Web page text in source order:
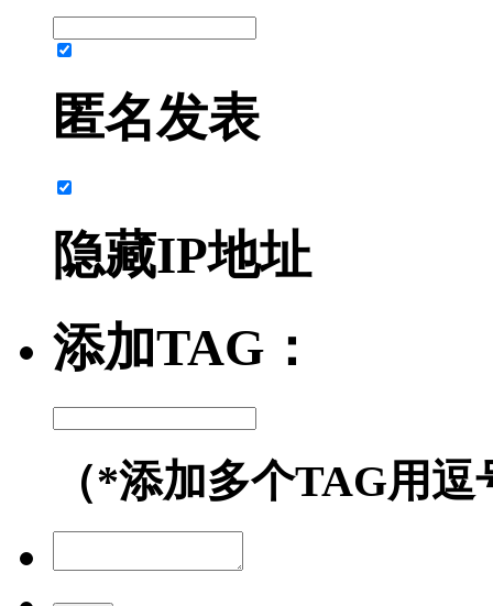
匿名发表
隐藏IP地址
添加TAG：
（*添加多个TAG用